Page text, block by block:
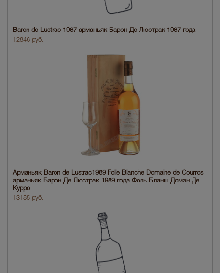
Baron de Lustrac 1987 арманьяк Барон Де Люстрак 1987 года
12846 руб.
Арманьяк Baron de Lustrac1989 Folle Blanche Domaine de Courros
арманьяк Барон Де Люстрак 1989 года Фоль Бланш Домэн Де
Курро
13185 руб.